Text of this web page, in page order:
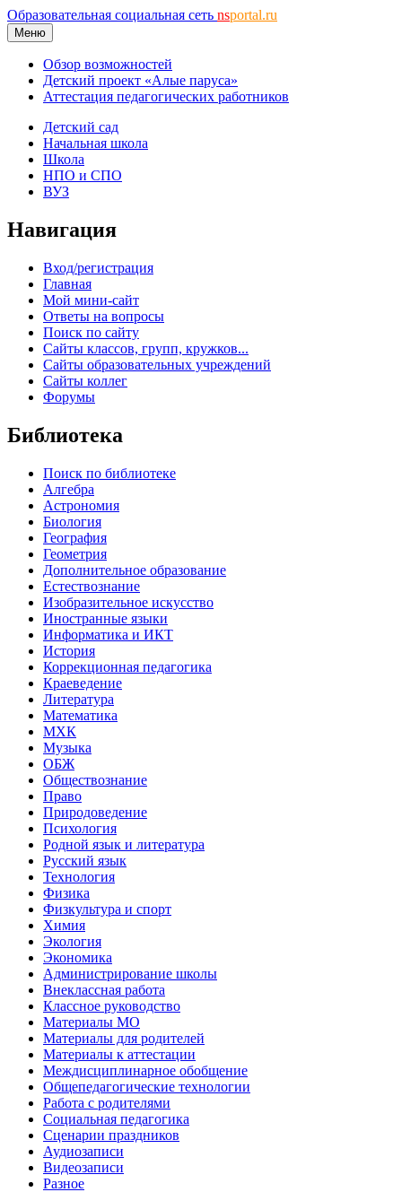
Образовательная социальная сеть nsportal.ru
Меню
Обзор возможностей
Детский проект «Алые паруса»
Аттестация педагогических работников
Детский сад
Начальная школа
Школа
НПО и СПО
ВУЗ
Навигация
Вход/регистрация
Главная
Мой мини-сайт
Ответы на вопросы
Поиск по сайту
Сайты классов, групп, кружков...
Сайты образовательных учреждений
Сайты коллег
Форумы
Библиотека
Поиск по библиотеке
Алгебра
Астрономия
Биология
География
Геометрия
Дополнительное образование
Естествознание
Изобразительное искусство
Иностранные языки
Информатика и ИКТ
История
Коррекционная педагогика
Краеведение
Литература
Математика
МХК
Музыка
ОБЖ
Обществознание
Право
Природоведение
Психология
Родной язык и литература
Русский язык
Технология
Физика
Физкультура и спорт
Химия
Экология
Экономика
Администрирование школы
Внеклассная работа
Классное руководство
Материалы МО
Материалы для родителей
Материалы к аттестации
Междисциплинарное обобщение
Общепедагогические технологии
Работа с родителями
Социальная педагогика
Сценарии праздников
Аудиозаписи
Видеозаписи
Разное